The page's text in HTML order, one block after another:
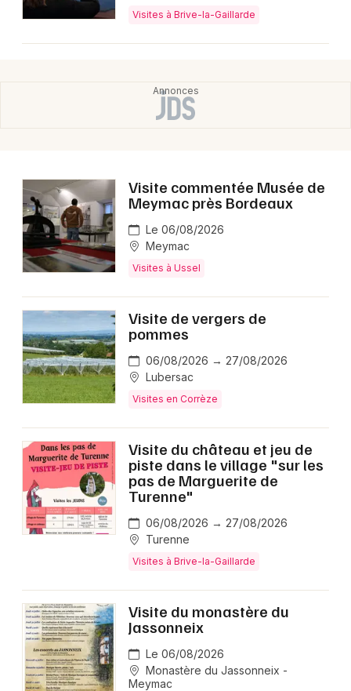
Choisir mes départements
Je m'abonne
Visites à Brive-la-Gaillarde
Visite commentée Musée de
Meymac près Bordeaux
Le 06/08/2026
Meymac
Visites à Ussel
Visite de vergers de
pommes
06/08/2026 → 27/08/2026
Lubersac
Visites en Corrèze
Visite du château et jeu de
piste dans le village "sur les
pas de Marguerite de
Turenne"
06/08/2026 → 27/08/2026
Turenne
Visites à Brive-la-Gaillarde
Visite du monastère du
Jassonneix
Le 06/08/2026
Monastère du Jassonneix -
Meymac